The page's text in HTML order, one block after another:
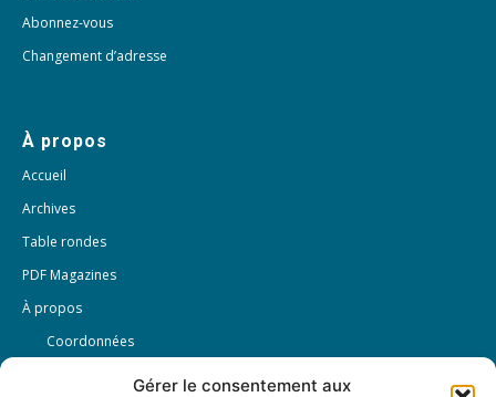
Gérer le consentement aux
Abonnez-vous
Changement d’adresse
À propos
Accueil
Archives
Table rondes
PDF Magazines
À propos
Coordonnées